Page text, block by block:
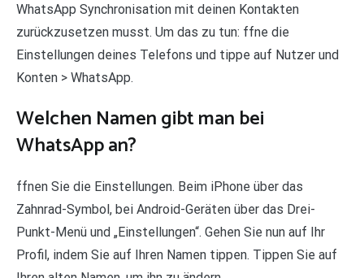
WhatsApp Synchronisation mit deinen Kontakten
zurückzusetzen musst. Um das zu tun: ffne die
Einstellungen deines Telefons und tippe auf Nutzer und
Konten > WhatsApp.
Welchen Namen gibt man bei
WhatsApp an?
ffnen Sie die Einstellungen. Beim iPhone über das
Zahnrad-Symbol, bei Android-Geräten über das Drei-
Punkt-Menü und „Einstellungen“. Gehen Sie nun auf Ihr
Profil, indem Sie auf Ihren Namen tippen. Tippen Sie auf